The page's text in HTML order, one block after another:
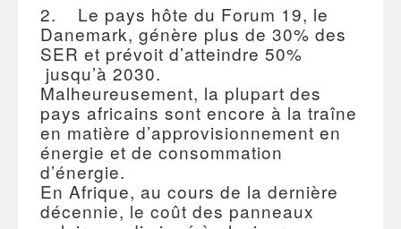
2. Le pays hôte du Forum 19, le
Danemark, génère plus de 30% des
SER et prévoit d’atteindre 50%
jusqu’à 2030.
Malheureusement, la plupart des
pays africains sont encore à la traîne
en matière d’approvisionnement en
énergie et de consommation
d’énergie.
En Afrique, au cours de la dernière
décennie, le coût des panneaux